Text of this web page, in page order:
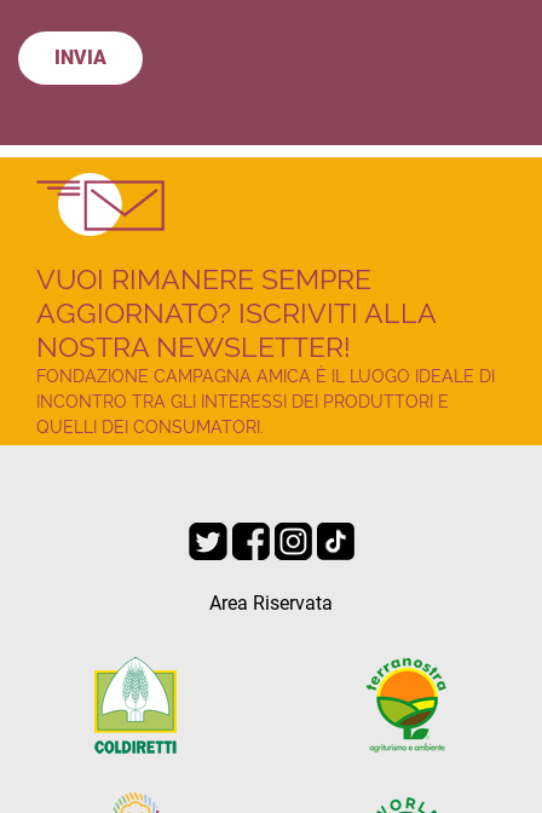
VUOI RIMANERE SEMPRE
AGGIORNATO? ISCRIVITI ALLA
NOSTRA NEWSLETTER!
FONDAZIONE CAMPAGNA AMICA È IL LUOGO IDEALE DI
INCONTRO TRA GLI INTERESSI DEI PRODUTTORI E
QUELLI DEI CONSUMATORI.
Area Riservata